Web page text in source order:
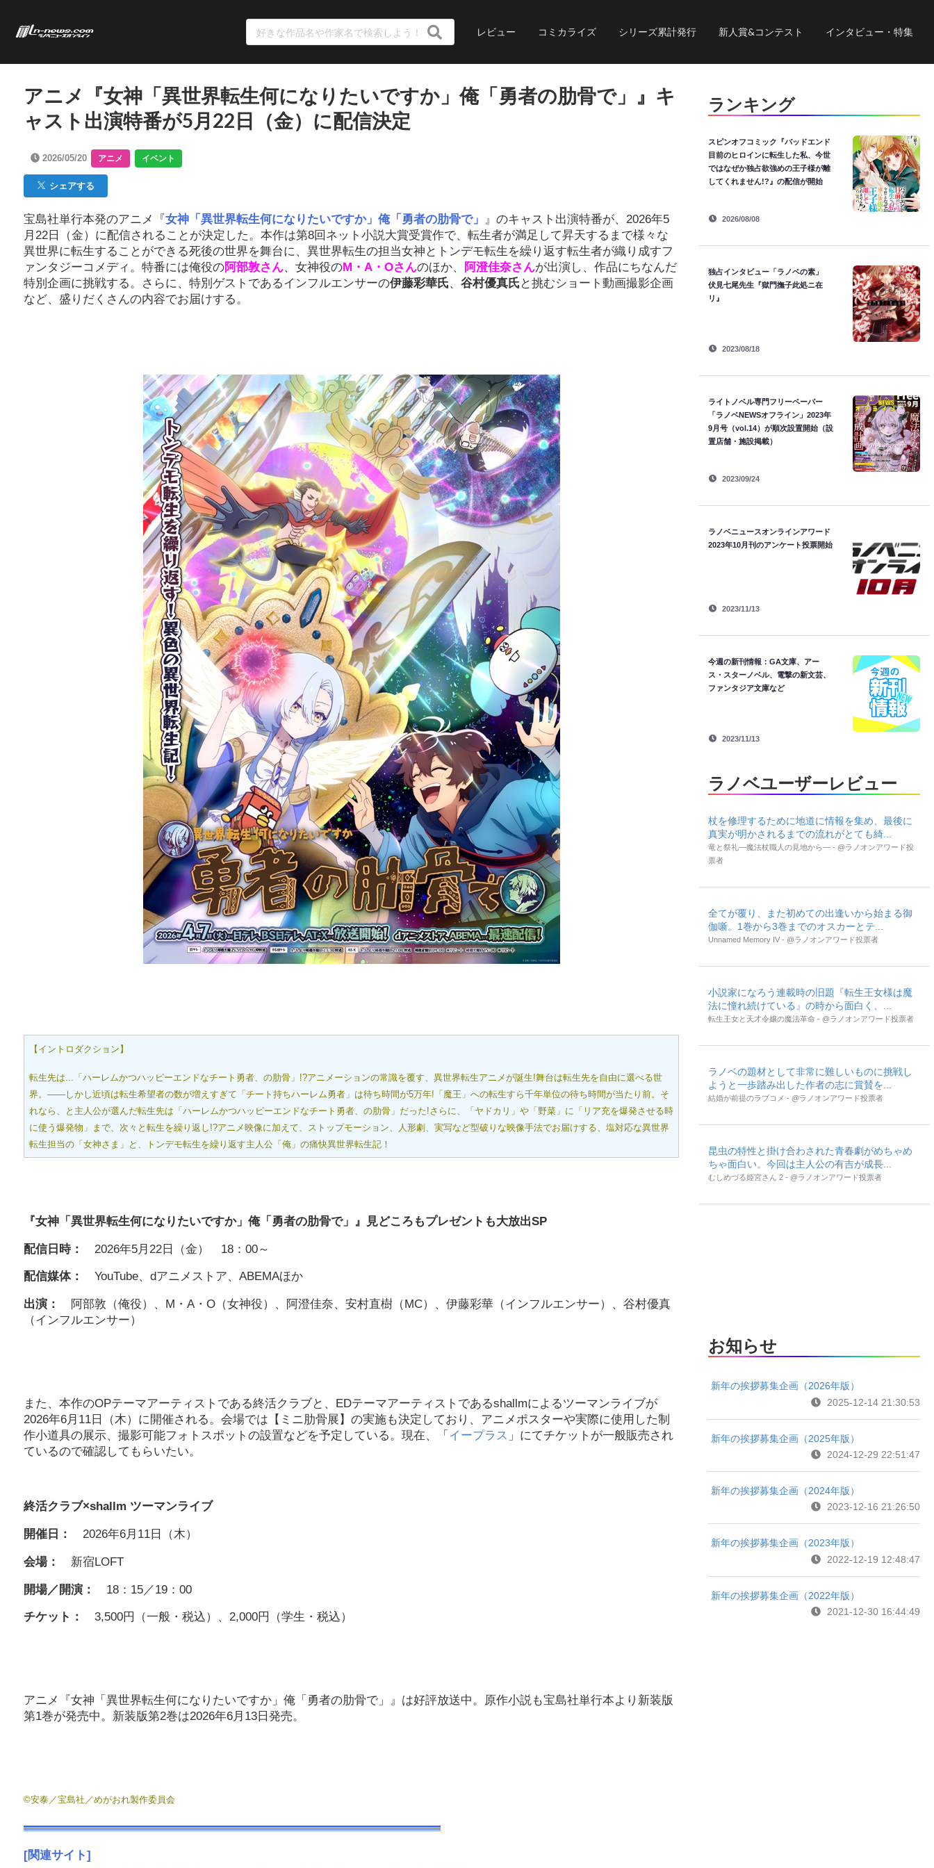
レビュー コミカライズ シリーズ累計発行 新人賞&コンテスト インタビュー・特集
アニメ『女神「異世界転生何になりたいですか」俺「勇者の肋骨で」』キ
ャスト出演特番が5月22日（金）に配信決定
2026/05/20 アニメ イベント
シェアする
宝島社単行本発のアニメ『 女神「異世界転生何になりたいですか」俺「勇者の肋骨で」 』のキャスト出演特番が、2026年5
月22日（金）に配信されることが決定した。本作は第8回ネット小説大賞受賞作で、転生者が満足して昇天するまで様々な
異世界に転生することができる死後の世界を舞台に、異世界転生の担当女神とトンデモ転生を繰り返す転生者が織り成すフ
ァンタジーコメディ。特番には俺役の阿部敦さん、女神役のM・A・Oさんのほか、 阿澄佳奈さんが出演し、作品にちなんだ
特別企画に挑戦する。さらに、特別ゲストであるインフルエンサーの伊藤彩華氏、 谷村優真氏 と挑むショート動画撮影企画
など、盛りだくさんの内容でお届けする。
【イントロダクション】
転生先は...「ハーレムかつハッピーエンドなチート勇者、の肋骨」!?アニメーションの常識を覆す、異世界転生アニメが誕生!舞台は転生先を自由に選べる世
界。——しかし近頃は転生希望者の数が増えすぎて「チート持ちハーレム勇者」は待ち時間が5万年!「魔王」への転生すら千年単位の待ち時間が当たり前。そ
れなら、と主人公が選んだ転生先は「ハーレムかつハッピーエンドなチート勇者、の肋骨」だった!さらに、「ヤドカリ」や「野菜」に「リア充を爆発させる時
に使う爆発物」まで、次々と転生を繰り返し!?アニメ映像に加えて、ストップモーション、人形劇、実写など型破りな映像手法でお届けする、塩対応な異世界
転生担当の「女神さま」と、トンデモ転生を繰り返す主人公「俺」の痛快異世界転生記！
『女神「異世界転生何になりたいですか」俺「勇者の肋骨で」』見どころもプレゼントも大放出SP
配信日時： 2026年5月22日（金） 18：00～
配信媒体： YouTube、dアニメストア、ABEMAほか
出演：
阿部敦（俺役）、M・A・O（女神役）、阿澄佳奈、安村直樹（MC）、伊藤彩華（インフルエンサー）、谷村優真
（インフルエンサー）
また、本作のOPテーマアーティストである終活クラブと、EDテーマアーティストであるshallmによるツーマンライブが
2026年6月11日（木）に開催される。会場では【ミニ肋骨展】の実施も決定しており、アニメポスターや実際に使用した制
作小道具の展示、撮影可能フォトスポットの設置などを予定している。現在、「 イープラス 」にてチケットが一般販売され
ているので確認してもらいたい。
終活クラブ×shallm ツーマンライブ
開催日： 2026年6月11日（木）
会場： 新宿LOFT
開場／開演： 18：15／19：00
チケット： 3,500円（一般・税込）、2,000円（学生・税込）
アニメ『女神「異世界転生何になりたいですか」俺「勇者の肋骨で」』は好評放送中。原作小説も宝島社単行本より新装版
第1巻が発売中。新装版第2巻は2026年6月13日発売。
©安泰／宝島社／めがおれ製作委員会
[関連サイト]
ランキング
スピンオフコミック『バッドエンド
目前のヒロインに転生した私、今世
ではなぜか独占欲強めの王子様が離
してくれません!?』の配信が開始
2026/08/08
独占インタビュー「ラノベの素」
伏見七尾先生『獄門撫子此処ニ在
リ』
2023/08/18
ライトノベル専門フリーペーパー
「ラノベNEWSオフライン」2023年
9月号（vol.14）が順次設置開始（設
置店舗・施設掲載）
2023/09/24
ラノベニュースオンラインアワード
2023年10月刊のアンケート投票開始
2023/11/13
今週の新刊情報：GA文庫、アー
ス・スターノベル、電撃の新文芸、
ファンタジア文庫など
2023/11/13
ラノベユーザーレビュー
杖を修理するために地道に情報を集め、最後に
真実が明かされるまでの流れがとても綺...
竜と祭礼―魔法杖職人の見地から― - @ラノオンアワード投
票者
全てが覆り、また初めての出逢いから始まる御
伽噺。1巻から3巻までのオスカーとテ...
Unnamed Memory IV - @ラノオンアワード投票者
小説家になろう連載時の旧題『転生王女様は魔
法に憧れ続けている』の時から面白く、...
転生王女と天才令嬢の魔法革命 - @ラノオンアワード投票者
ラノベの題材として非常に難しいものに挑戦し
ようと一歩踏み出した作者の志に賞賛を...
結婚が前提のラブコメ - @ラノオンアワード投票者
昆虫の特性と掛け合わされた青春劇がめちゃめ
ちゃ面白い。今回は主人公の有吉が成長...
むしめづる姫宮さん 2 - @ラノオンアワード投票者
お知らせ
新年の挨拶募集企画（2026年版）
2025-12-14 21:30:53
新年の挨拶募集企画（2025年版）
2024-12-29 22:51:47
新年の挨拶募集企画（2024年版）
2023-12-16 21:26:50
新年の挨拶募集企画（2023年版）
2022-12-19 12:48:47
新年の挨拶募集企画（2022年版）
2021-12-30 16:44:49